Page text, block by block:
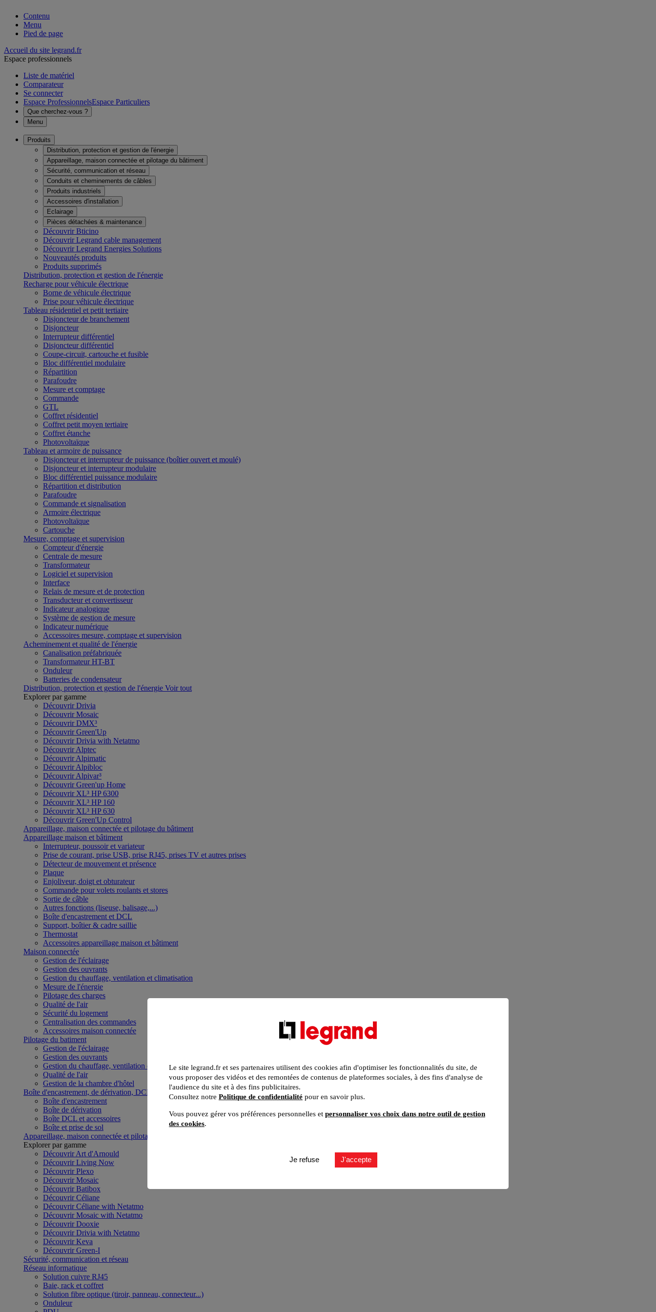
Contenu
Menu
Pied de page
Accueil du site legrand.fr
Espace professionnels
Liste de matériel
Comparateur
Se connecter
Espace ProfessionnelsEspace Particuliers
Que cherchez-vous ?
Menu
Produits
Distribution, protection et gestion de l'énergie
Appareillage, maison connectée et pilotage du bâtiment
Sécurité, communication et réseau
Conduits et cheminements de câbles
Produits industriels
Accessoires d'installation
Eclairage
Pièces détachées & maintenance
Découvrir Bticino
Découvrir Legrand cable management
Découvrir Legrand Energies Solutions
Nouveautés produits
Produits supprimés
Distribution, protection et gestion de l'énergie
Recharge pour véhicule électrique
Borne de véhicule électrique
Prise pour véhicule électrique
Tableau résidentiel et petit tertiaire
Disjoncteur de branchement
Disjoncteur
Interrupteur différentiel
Disjoncteur différentiel
Coupe-circuit, cartouche et fusible
Bloc différentiel modulaire
Répartition
Parafoudre
Mesure et comptage
Commande
GTL
Coffret résidentiel
Coffret petit moyen tertiaire
Coffret étanche
Photovoltaïque
Tableau et armoire de puissance
Disjoncteur et interrupteur de puissance (boîtier ouvert et moulé)
Disjoncteur et interrupteur modulaire
Bloc différentiel puissance modulaire
Répartition et distribution
Parafoudre
Commande et signalisation
Armoire électrique
Photovoltaïque
Cartouche
Mesure, comptage et supervision
Compteur d'énergie
Centrale de mesure
Transformateur
Logiciel et supervision
Interface
Relais de mesure et de protection
Transducteur et convertisseur
Indicateur analogique
Système de gestion de mesure
Indicateur numérique
Accessoires mesure, comptage et supervision
Acheminement et qualité de l'énergie
Canalisation préfabriquée
Transformateur HT-BT
Onduleur
Batteries de condensateur
Distribution, protection et gestion de l'énergie Voir tout
Explorer par gamme
Découvrir Drivia
Découvrir Mosaic
Découvrir DMX³
Découvrir Green'Up
Découvrir Drivia with Netatmo
Découvrir Alptec
Découvrir Alpimatic
Découvrir Alpibloc
Découvrir Alpivar³
Découvrir Green'up Home
Découvrir XL³ HP 6300
Découvrir XL³ HP 160
Découvrir XL³ HP 630
Découvrir Green'Up Control
Appareillage, maison connectée et pilotage du bâtiment
Appareillage maison et bâtiment
Interrupteur, poussoir et variateur
Prise de courant, prise USB, prise RJ45, prises TV et autres prises
Détecteur de mouvement et présence
Plaque
Enjoliveur, doigt et obturateur
Commande pour volets roulants et stores
Sortie de câble
Autres fonctions (liseuse, balisage,...)
Boîte d'encastrement et DCL
Support, boîtier & cadre saillie
Thermostat
Accessoires appareillage maison et bâtiment
Maison connectée
Gestion de l'éclairage
Gestion des ouvrants
Gestion du chauffage, ventilation et climatisation
Mesure de l'énergie
Pilotage des charges
Qualité de l'air
Sécurité du logement
Centralisation des commandes
Accessoires maison connectée
Pilotage du batiment
Gestion de l'éclairage
Gestion des ouvrants
Gestion du chauffage, ventilation et climatisation
Qualité de l'air
Gestion de la chambre d'hôtel
Boîte d'encastrement, de dérivation, DCL et boîte de sol
Boîte d'encastrement
Boîte de dérivation
Boîte DCL et accessoires
Boîte et prise de sol
Appareillage, maison connectée et pilotage du bâtiment
Explorer par gamme
Découvrir Art d'Arnould
Découvrir Living Now
Découvrir Plexo
Découvrir Mosaic
Découvrir Batibox
Découvrir Céliane
Découvrir Céliane with Netatmo
Découvrir Mosaic with Netatmo
Découvrir Dooxie
Découvrir Drivia with Netatmo
Découvrir Keva
Découvrir Green-I
Sécurité, communication et réseau
Réseau informatique
Solution cuivre RJ45
Baie, rack et coffret
Solution fibre optique (tiroir, panneau, connecteur...)
Onduleur
Le site legrand.fr et ses partenaires utilisent des cookies afin d'optimiser les fonctionnalités du site, de
vous proposer des vidéos et des remontées de contenus de plateformes sociales, à des fins d'analyse de
l'audience du site et à des fins publicitaires.
Consultez notre Politique de confidentialité pour en savoir plus.
Vous pouvez gérer vos préférences personnelles et personnaliser vos choix dans notre outil de gestion
des cookies.
Je refuse J'accepte